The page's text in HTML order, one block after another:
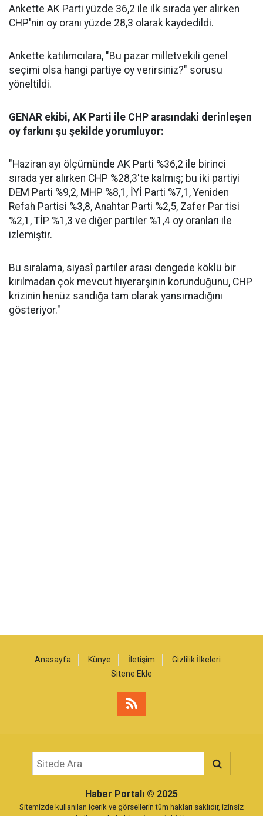
Ankette AK Parti yüzde 36,2 ile ilk sırada yer alırken
CHP'nin oy oranı yüzde 28,3 olarak kaydedildi.
Ankette katılımcılara, "Bu pazar milletvekili genel
seçimi olsa hangi partiye oy verirsiniz?" sorusu
yöneltildi.
GENAR ekibi, AK Parti ile CHP arasındaki derinleşen
oy farkını şu şekilde yorumluyor:
"Haziran ayı ölçümünde AK Parti %36,2 ile birinci
sırada yer alırken CHP %28,3'te kalmış; bu iki partiyi
DEM Parti %9,2, MHP %8,1, İYİ Parti %7,1, Yeniden
Refah Partisi %3,8, Anahtar Parti %2,5, Zafer Par tisi
%2,1, TİP %1,3 ve diğer partiler %1,4 oy oranları ile
izlemiştir.
Bu sıralama, siyasî partiler arası dengede köklü bir
kırılmadan çok mevcut hiyerarşinin korunduğunu, CHP
krizinin henüz sandığa tam olarak yansımadığını
gösteriyor."
Anasayfa Künye İletişim
Gizlilik İlkeleri
Sitene Ekle
Haber Portalı © 2025
Sitemizde kullanılan içerik ve görsellerin tüm hakları saklıdır, izinsiz